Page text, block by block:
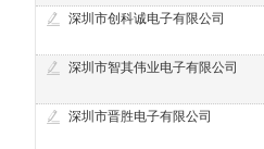
深圳市创科诚电子有限公司
深圳市智其伟业电子有限公司
深圳市晋胜电子有限公司